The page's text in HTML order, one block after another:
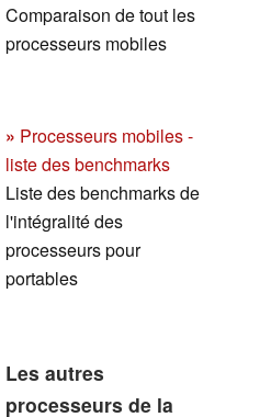
Comparaison de tout les
processeurs mobiles
» Processeurs mobiles -
liste des benchmarks
Liste des benchmarks de
l'intégralité des
processeurs pour
portables
Les autres
processeurs de la